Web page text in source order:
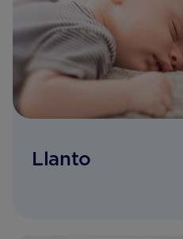
Llanto